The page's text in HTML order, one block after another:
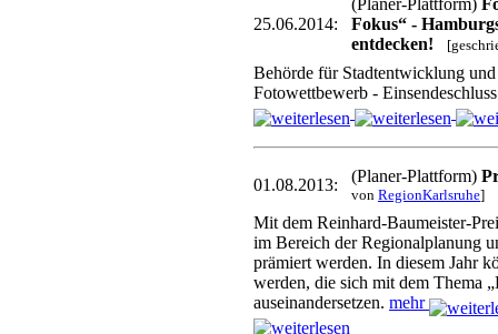
25.06.2014:
(Planer-Plattform)
Fokus“ -
entdecken!
Behörde für Stadtentwicklung
Fotowettbewerb -
01.08.2013: (Planer-Plattform)
von RegionKarlsruhe]
Mit dem Reinhard-Baumeister-
im Bereich der Regionalplanung
prämiert werden. In diesem Jahr
werden, die sich mit dem Thema
auseinandersetzen. mehr